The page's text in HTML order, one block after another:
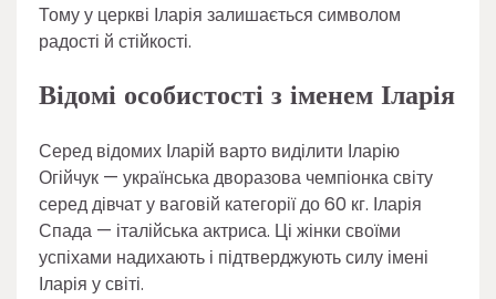
Тому у церкві Іларія залишається символом
радості й стійкості.
Відомі особистості з іменем Іларія
Серед відомих Іларій варто виділити Іларію
Огійчук — українська дворазова чемпіонка світу
серед дівчат у ваговій категорії до 60 кг. Іларія
Спада — італійська актриса. Ці жінки своїми
успіхами надихають і підтверджують силу імені
Іларія у світі.